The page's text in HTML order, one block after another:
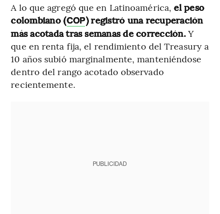
A lo que agregó que en Latinoamérica, el peso
colombiano (COP) registró una recuperación
más acotada tras semanas de corrección. Y
que en renta fija, el rendimiento del Treasury a
10 años subió marginalmente, manteniéndose
dentro del rango acotado observado
recientemente.
PUBLICIDAD